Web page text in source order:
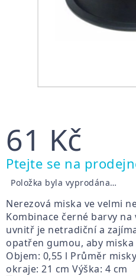
61 Kč
Měrná
cena:
Ptejte se na
Položka byla vyprodána…
Nerezová miska ve velmi
Kombinace černé barvy
uvnitř je netradiční a
opatřen gumou, aby
Objem: 0,55 l Průměr
okraje: 21 cm Výška: 4 cm